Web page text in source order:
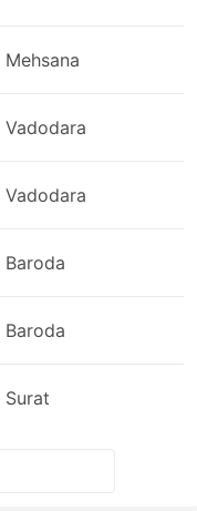
Mehsana
Vadodara
Vadodara
Baroda
Baroda
Surat